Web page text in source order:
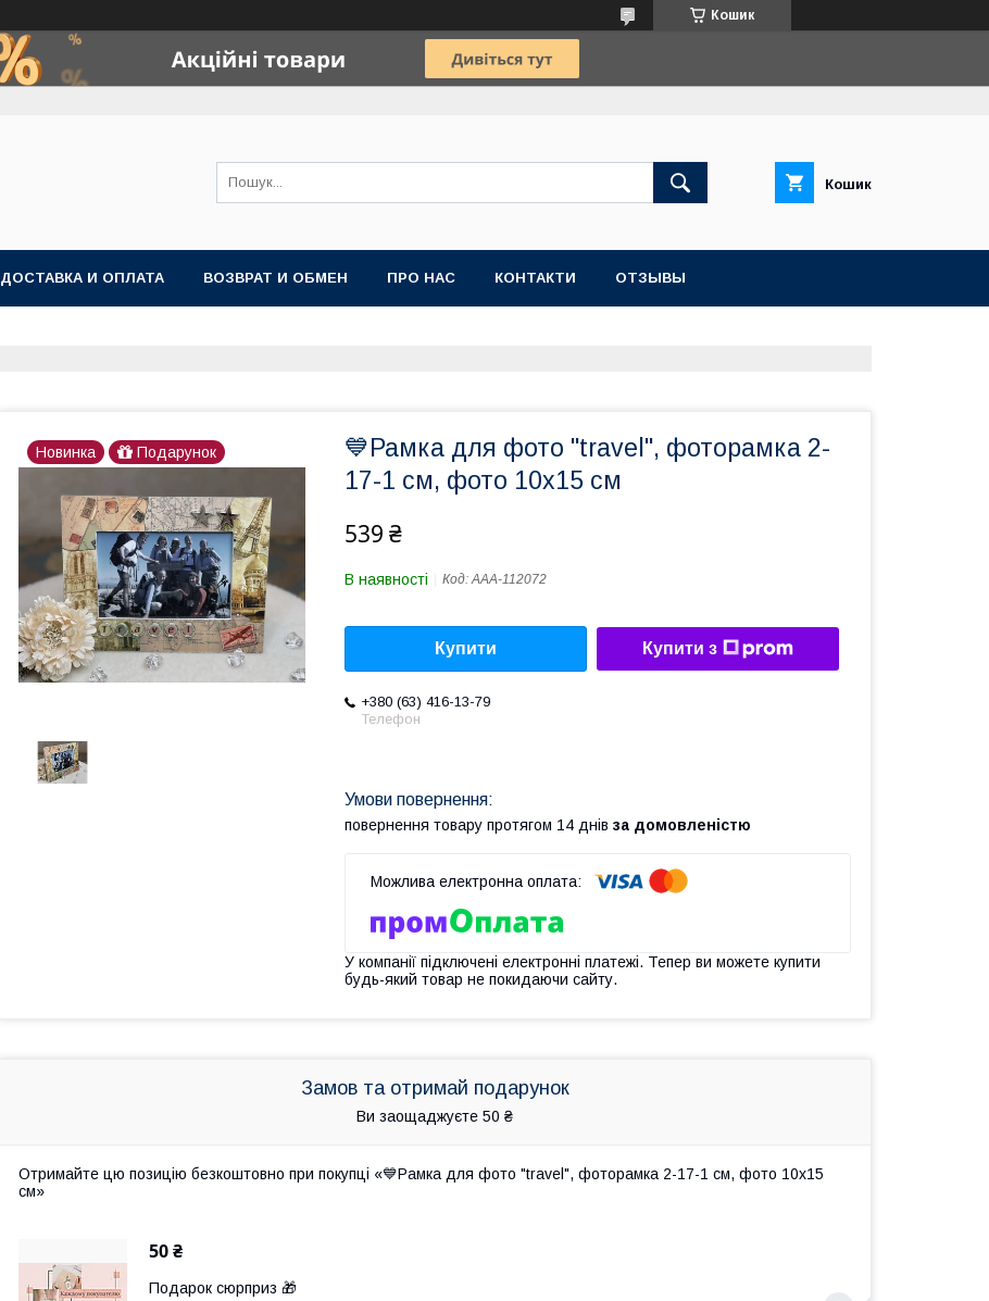
Кошик
Кошик
ДОСТАВКА И ОПЛАТА ВОЗВРАТ И ОБМЕН ПРО НАС КОНТАКТИ ОТЗЫВЫ
Новинка Подарунок
💙Рамка для фото "travel", фоторамка 2-
17-1 см, фото 10х15 см
539 ₴
В наявності Код:AAA-112072
Купити Купити з
+380 (63) 416-13-79
Телефон
повернення товару протягом 14 днів за домовленістю
У компанії підключені електронні платежі. Тепер ви можете купити
будь-який товар не покидаючи сайту.
Замов та отримай подарунок
Ви заощаджуєте 50 ₴
Отримайте цю позицію безкоштовно при покупці «💙Рамка для фото "travel", фоторамка 2-17-1 см, фото 10х15
см»
50 ₴
Подарок сюрприз 🎁